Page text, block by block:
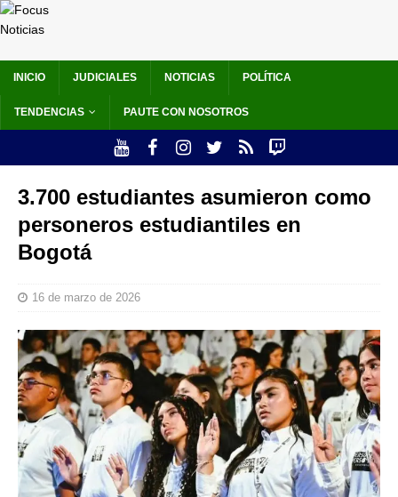
INICIO JUDICIALES NOTICIAS POLÍTICA
TENDENCIAS PAUTE CON NOSOTROS
3.700 estudiantes asumieron como
personeros estudiantiles en
Bogotá
16 de marzo de 2026